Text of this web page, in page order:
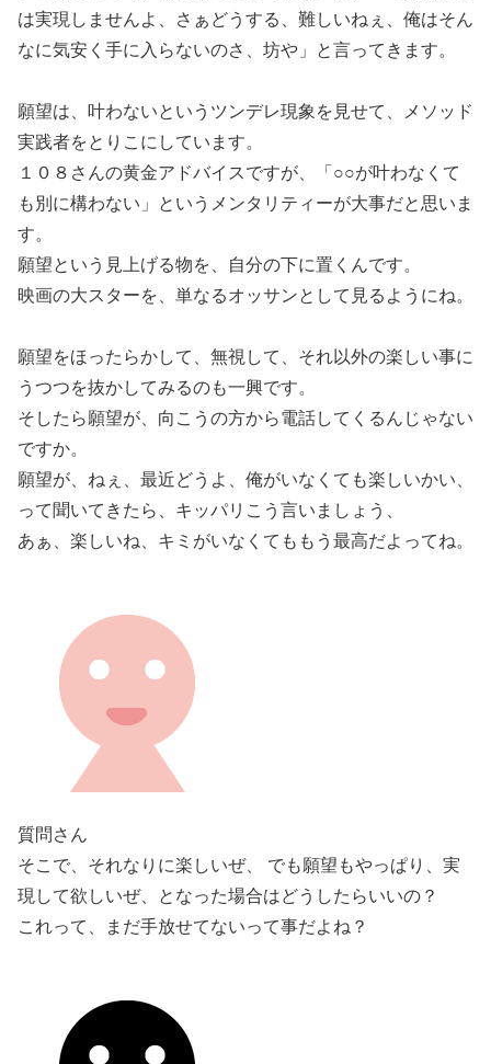
は実現しませんよ、さぁどうする、難しいねぇ、俺はそん
なに気安く手に入らないのさ、坊や」と言ってきます。
願望は、叶わないというツンデレ現象を見せて、メソッド
実践者をとりこにしています。
１０８さんの黄金アドバイスですが、「○○が叶わなくて
も別に構わない」というメンタリティーが大事だと思いま
す。
願望という見上げる物を、自分の下に置くんです。
映画の大スターを、単なるオッサンとして見るようにね。
願望をほったらかして、無視して、それ以外の楽しい事に
うつつを抜かしてみるのも一興です。
そしたら願望が、向こうの方から電話してくるんじゃない
ですか。
願望が、ねぇ、最近どうよ、俺がいなくても楽しいかい、
って聞いてきたら、キッパリこう言いましょう、
あぁ、楽しいね、キミがいなくてももう最高だよってね。
質問さん
そこで、それなりに楽しいぜ、 でも願望もやっぱり、実
現して欲しいぜ、となった場合はどうしたらいいの？
これって、まだ手放せてないって事だよね？